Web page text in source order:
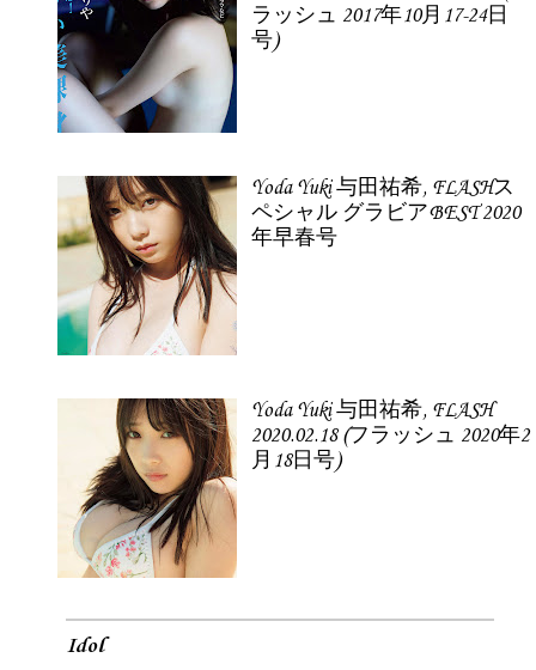
ラッシュ 2017年10月17-24日
号)
Yoda Yuki 与田祐希, FLASHス
ペシャル グラビアBEST 2020
年早春号
Yoda Yuki 与田祐希, FLASH
2020.02.18 (フラッシュ 2020年2
月18日号)
Idol